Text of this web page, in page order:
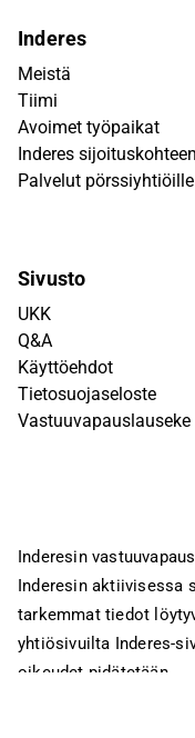
Inderes
Meistä
Tiimi
Avoimet työpaikat
Inderes
Palvelut pörssiyhtiöille
Sivusto
UKK
Q&A
Käyttöehdot
Tietosuojaseloste
Vastuuvapauslauseke
Inderesin
Inderesin aktiivisessa
tarkemmat tiedot
yhtiösivuilta Inderes-
oikeudet pidätetään.